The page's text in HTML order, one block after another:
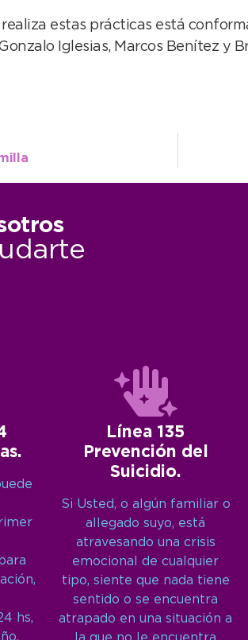
estas prácticas está
Iglesias, Marcos Benítez y
hs,
Línea 135
Prevención del
Suicidio.
Si Usted, o algún familiar o
allegado suyo, está
atravesando una crisis
emocional de cualquier
tipo, siente que nada tiene
sentido o se encuentra
atrapado en una situación a